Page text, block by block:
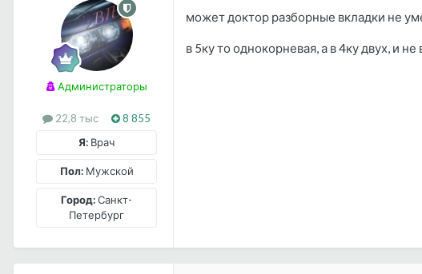
Администраторы
22,8 тыс
8 855
Я: Врач
Пол:Мужской
Город:Санкт-
Петербург
может доктор разборные вкладки не
в 5ку то однокорневая, а в 4ку двух, и